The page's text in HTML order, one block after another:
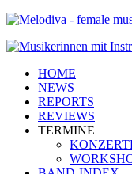
HOME
NEWS
REPORTS
REVIEWS
TERMINE